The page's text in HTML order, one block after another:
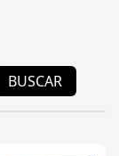
BUSCAR